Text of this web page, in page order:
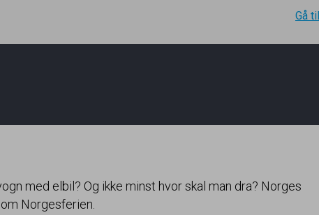
Gå
med elbil? Og ikke minst hvor skal man dra? Norges
Norgesferien.